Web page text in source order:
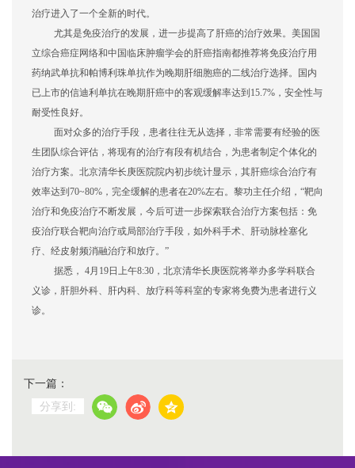
治疗进入了一个全新的时代。
尤其是免疫治疗的发展，进一步提高了肝癌的治疗效果。美国国
立综合癌症网络和中国临床肿瘤学会的肝癌指南都推荐将免疫治疗用
药纳武单抗和帕博利珠单抗作为晚期肝细胞癌的二线治疗选择。国内
已上市的信迪利单抗在晚期肝癌中的客观缓解率达到15.7%，安全性与
耐受性良好。
面对众多的治疗手段，患者往往无从选择，非常需要有经验的医
生团队综合评估，将现有的治疗有段有机结合，为患者制定个体化的
治疗方案。北京清华长庚医院院内初步统计显示，其肝癌综合治疗有
效率达到70~80%，完全缓解的患者在20%左右。黎功主任介绍，“靶向
治疗和免疫治疗不断发展，今后可进一步探索联合治疗方案包括：免
疫治疗联合靶向治疗或局部治疗手段，如外科手术、肝动脉栓塞化
疗、经皮射频消融治疗和放疗。”
据悉， 4月19日上午8:30，北京清华长庚医院将举办多学科联合
义诊，肝胆外科、肝内科、放疗科等科室的专家将免费为患者进行义
诊。
下一篇：
分享到: